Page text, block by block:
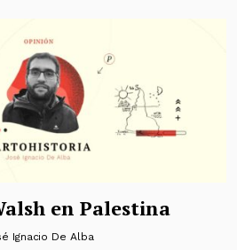
en Palestina
Ignacio De Alba